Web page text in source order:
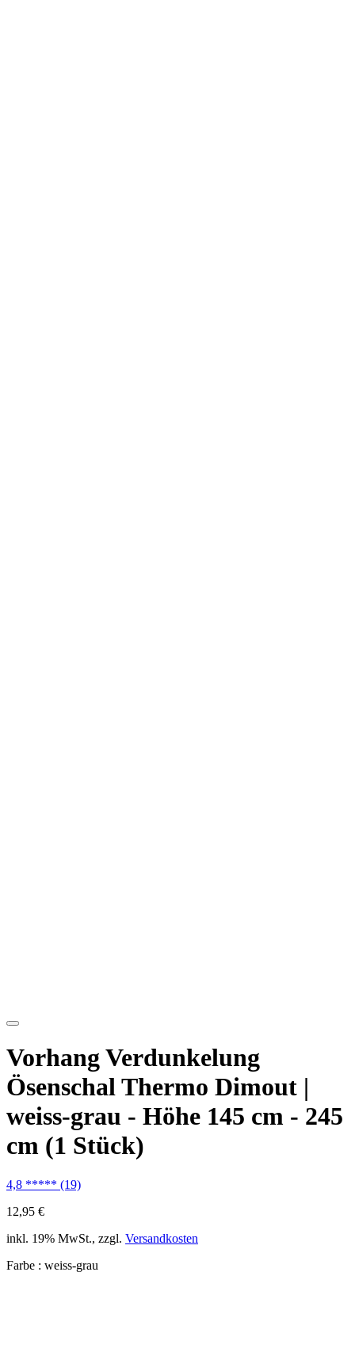
Vorhang Verdunkelung
Ösenschal Thermo Dimout |
weiss-grau - Höhe 145 cm - 245
cm (1 Stück)
4,8 ***** (19)
12,95 €
inkl. 19% MwSt., zzgl. Versandkosten
Farbe : weiss-grau